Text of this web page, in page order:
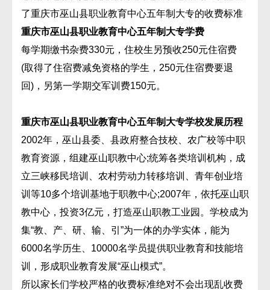
了重庆市巫山县职业教育中心五年制大专的收费标准
重庆市巫山县职业教育中心五年制大专学费
每学期缴书杂费330元，住校生另预收250元住宿费
(取得了住宿费减免资格的学生，250元住宿费要退
回)，另第一学期交军训费150元。
重庆市巫山县职业教育中心五年制大专学校发展历程
2002年，巫山县委、县政府整合技校、农广校等中职
教育资源，组建巫山职教中心;统筹各类培训机构，成
立三峡移民培训、农村劳动力转移培训、青年创业培
训等10多个培训基地于职教中心;2007年，依托巫山职
教中心，投资3亿元，打造巫山职教工业园。学校成为
集“教、产、研、输、引”为一体的办学实体，能为
6000名学历生、10000名学员提供职业教育和技能培
训，形成职业教育发展“巫山模式”。
所以家长们学校严格的收费标准绝对不会出现乱收费